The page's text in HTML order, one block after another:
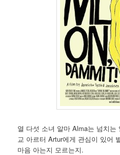
열 다섯 소녀 알마 Alma는 넘치
교 아르터 Artur에게 관심이 있어
마음 아는지 모르는지.